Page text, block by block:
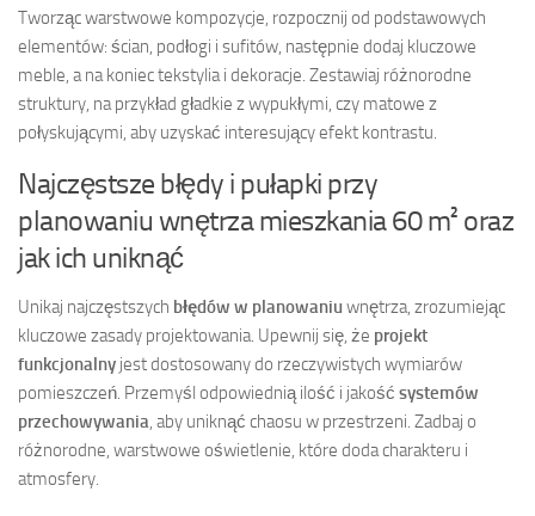
Tworząc warstwowe kompozycje, rozpocznij od podstawowych
elementów: ścian, podłogi i sufitów, następnie dodaj kluczowe
meble, a na koniec tekstylia i dekoracje. Zestawiaj różnorodne
struktury, na przykład gładkie z wypukłymi, czy matowe z
połyskującymi, aby uzyskać interesujący efekt kontrastu.
Najczęstsze błędy i pułapki przy
planowaniu wnętrza mieszkania 60 m² oraz
jak ich uniknąć
Unikaj najczęstszych błędów w planowaniuwnętrza, zrozumiejąc
kluczowe zasady projektowania. Upewnij się, że projekt
funkcjonalny jest dostosowany do rzeczywistych wymiarów
pomieszczeń. Przemyśl odpowiednią ilość i jakość systemów
przechowywania, aby uniknąć chaosu w przestrzeni. Zadbaj o
różnorodne, warstwowe oświetlenie, które doda charakteru i
atmosfery.